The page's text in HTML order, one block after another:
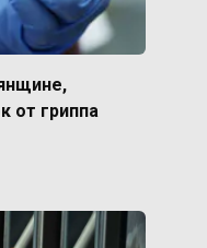
от гриппа